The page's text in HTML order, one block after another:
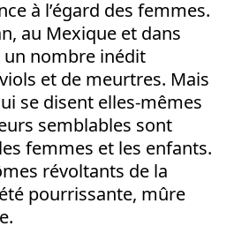
à l’égard des femmes.
au Mexique et dans
un nombre inédit
et de meurtres. Mais
se disent elles-mêmes
semblables sont
femmes et les enfants.
révoltants de la
pourrissante, mûre